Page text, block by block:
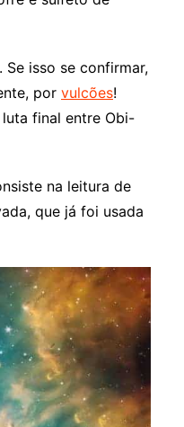
isso se confirmar,
por vulcões!
luta final entre Obi-
na leitura de
que já foi usada